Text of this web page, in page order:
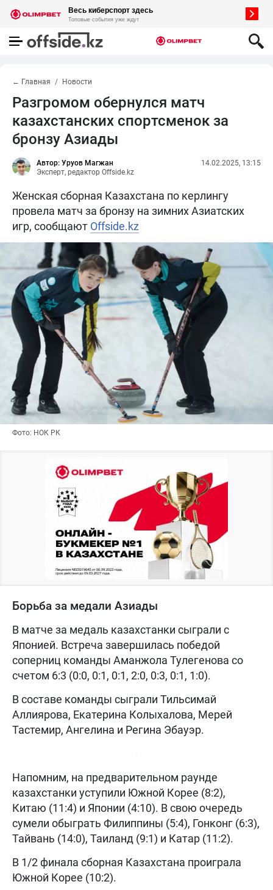
← Главная Новости
Разгромом обернулся матч
казахстанских спортсменок за
бронзу Азиады
Автор: Уруов Магжан
Эксперт, редактор Offside.kz
14.02.2025, 13:15
Женская сборная Казахстана по керлингу
провела матч за бронзу на зимних Азиатских
игр, сообщают Offside.kz
Фото: НОК РК
Борьба за медали Азиады
В матче за медаль казахстанки сыграли с
Японией. Встреча завершилась победой
соперниц команды Аманжола Тулегенова со
счетом 6:3 (0:0, 0:1, 0:1, 2:0, 0:3, 0:1, 1:0).
В составе команды сыграли Тильсимай
Аллиярова, Екатерина Колыхалова, Мерей
Тастемир, Ангелина и Регина Эбауэр.
Напомним, на предварительном раунде
казахстанки уступили Южной Корее (8:2),
Китаю (11:4) и Японии (4:10). В свою очередь
сумели обыграть Филиппины (5:4), Гонконг (6:3),
Тайвань (14:0), Таиланд (9:1) и Катар (11:2).
В 1/2 финала сборная Казахстана проиграла
Южной Корее (10:2).